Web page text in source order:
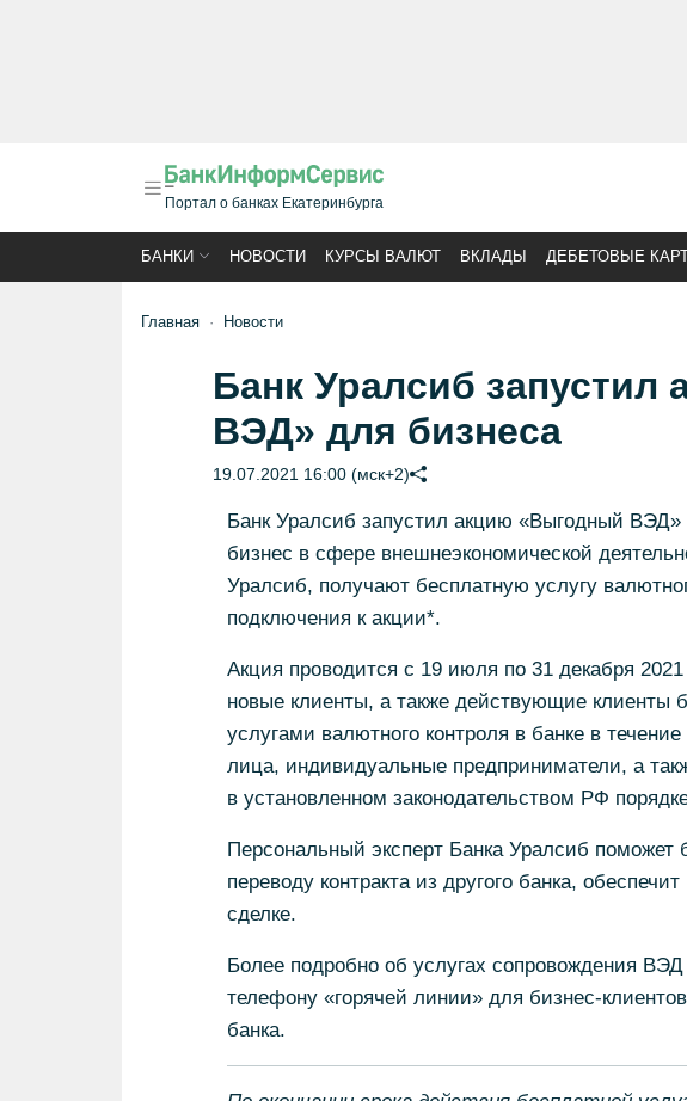
Портал о банках Екатеринбурга
БАНКИ НОВОСТИ КУРСЫ ВАЛЮТ ВКЛАДЫ ДЕБЕТОВЫЕ
Главная Новости
Банк Уралсиб
ВЭД» для бизнеса
19.07.2021 16:00 (мск+2)
Банк Уралсиб запустил акцию «Выгодный ВЭД»
бизнес в сфере внешнеэкономической
Уралсиб, получают бесплатную услугу
подключения к акции*.
Акция проводится с 19 июля по 31 декабря
новые клиенты, а также действующие клиенты
услугами валютного контроля в банке в
лица, индивидуальные предприниматели, а
в установленном законодательством РФ
Персональный эксперт Банка Уралсиб
переводу контракта из другого банка,
сделке.
Более подробно об услугах сопровождения
телефону «горячей линии» для бизнес-
банка.